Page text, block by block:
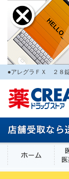
●アレグラＦＸ ２８
ホー